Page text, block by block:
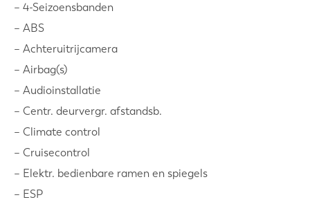
– 4-Seizoensbanden
– ABS
– Achteruitrijcamera
– Airbag(s)
– Audioinstallatie
– Centr. deurvergr. afstandsb.
– Climate control
– Cruisecontrol
– Elektr. bedienbare ramen en spiegels
– ESP